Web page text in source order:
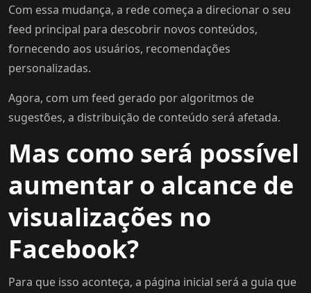
Com essa mudança, a rede começa a direcionar o seu
feed principal para descobrir novos conteúdos,
fornecendo aos usuários, recomendações
personalizadas.
Agora, com um feed gerado por algoritmos de
sugestões, a distribuição de conteúdo será afetada.
Mas como será possível
aumentar o alcance de
visualizações no
Facebook?
Para que isso aconteça, a página inicial será a guia que